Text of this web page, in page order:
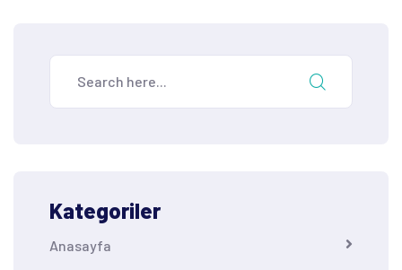
Kategoriler
Anasayfa